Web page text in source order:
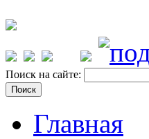
Поиск на сайте:
Главная